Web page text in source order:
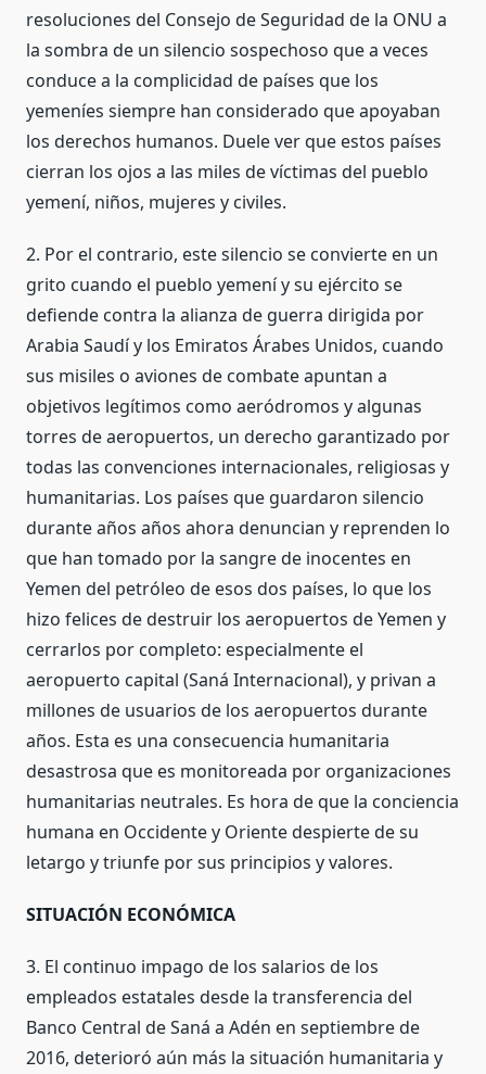
resoluciones del Consejo de Seguridad de la ONU a
la sombra de un silencio sospechoso que a veces
conduce a la complicidad de países que los
yemeníes siempre han considerado que apoyaban
los derechos humanos. Duele ver que estos países
cierran los ojos a las miles de víctimas del pueblo
yemení, niños, mujeres y civiles.
2. Por el contrario, este silencio se convierte en un
grito cuando el pueblo yemení y su ejército se
defiende contra la alianza de guerra dirigida por
Arabia Saudí y los Emiratos Árabes Unidos, cuando
sus misiles o aviones de combate apuntan a
objetivos legítimos como aeródromos y algunas
torres de aeropuertos, un derecho garantizado por
todas las convenciones internacionales, religiosas y
humanitarias. Los países que guardaron silencio
durante años años ahora denuncian y reprenden lo
que han tomado por la sangre de inocentes en
Yemen del petróleo de esos dos países, lo que los
hizo felices de destruir los aeropuertos de Yemen y
cerrarlos por completo: especialmente el
aeropuerto capital (Saná Internacional), y privan a
millones de usuarios de los aeropuertos durante
años. Esta es una consecuencia humanitaria
desastrosa que es monitoreada por organizaciones
humanitarias neutrales. Es hora de que la conciencia
humana en Occidente y Oriente despierte de su
letargo y triunfe por sus principios y valores.
SITUACIÓN ECONÓMICA
3. El continuo impago de los salarios de los
empleados estatales desde la transferencia del
Banco Central de Saná a Adén en septiembre de
2016, deterioró aún más la situación humanitaria y